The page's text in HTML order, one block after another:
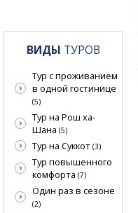
ВИДЫ ТУРОВ
Тур с проживанием
в одной гостинице
(5)
Тур на Рош ха-
Шана (5)
Тур на Суккот (3)
Тур повышенного
комфорта (7)
Один раз в сезоне
(2)